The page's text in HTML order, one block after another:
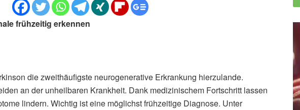
frühzeitig erkennen
die zweithäufigste neurogenerative Erkrankung hierzulande.
an der unheilbaren Krankheit. Dank medizinischem Fortschritt lassen
lindern. Wichtig ist eine möglichst frühzeitige Diagnose. Unter